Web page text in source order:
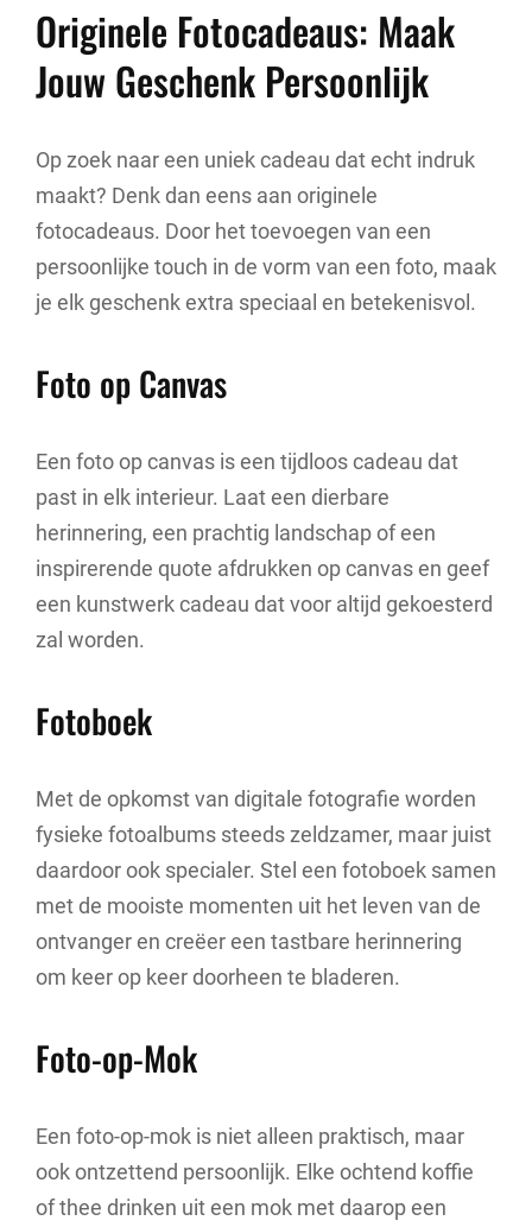
Originele Fotocadeaus: Maak
Jouw Geschenk Persoonlijk
Op zoek naar een uniek cadeau dat echt indruk
maakt? Denk dan eens aan originele
fotocadeaus. Door het toevoegen van een
persoonlijke touch in de vorm van een foto, maak
je elk geschenk extra speciaal en betekenisvol.
Foto op Canvas
Een foto op canvas is een tijdloos cadeau dat
past in elk interieur. Laat een dierbare
herinnering, een prachtig landschap of een
inspirerende quote afdrukken op canvas en geef
een kunstwerk cadeau dat voor altijd gekoesterd
zal worden.
Fotoboek
Met de opkomst van digitale fotografie worden
fysieke fotoalbums steeds zeldzamer, maar juist
daardoor ook specialer. Stel een fotoboek samen
met de mooiste momenten uit het leven van de
ontvanger en creëer een tastbare herinnering
om keer op keer doorheen te bladeren.
Foto-op-Mok
Een foto-op-mok is niet alleen praktisch, maar
ook ontzettend persoonlijk. Elke ochtend koffie
of thee drinken uit een mok met daarop een